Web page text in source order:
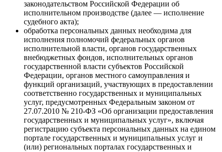
законодательством Российской Федерации об
исполнительном производстве (далее — исполнение
судебного акта);
обработка персональных данных необходима для
исполнения полномочий федеральных органов
исполнительной власти, органов государственных
внебюджетных фондов, исполнительных органов
государственной власти субъектов Российской
Федерации, органов местного самоуправления и
функций организаций, участвующих в предоставлении
соответственно государственных и муниципальных
услуг, предусмотренных Федеральным законом от
27.07.2010 № 210-ФЗ «Об организации предоставления
государственных и муниципальных услуг», включая
регистрацию субъекта персональных данных на едином
портале государственных и муниципальных услуг и
(или) региональных порталах государственных и